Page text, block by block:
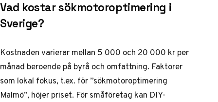
Vad kostar sökmotoroptimering i
Sverige?
Kostnaden varierar mellan 5 000 och 20 000 kr per
månad beroende på byrå och omfattning. Faktorer
som lokal fokus, t.ex. för ”sökmotoroptimering
Malmö”, höjer priset. För småföretag kan DIY-